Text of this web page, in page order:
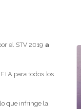
el STV 2019 a
para todos los
que infringe la